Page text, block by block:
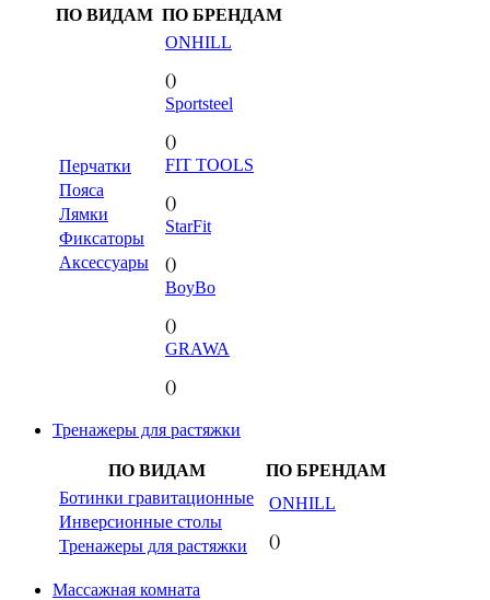
ПО ВИДАМ ПО БРЕНДАМ
Перчатки
Пояса
Лямки
Фиксаторы
Аксессуары
ONHILL
()
Sportsteel
()
FIT TOOLS
()
StarFit
()
BoyBo
()
GRAWA
()
Тренажеры для растяжки
ПО ВИДАМ
ПО БРЕНДАМ
Ботинки гравитационные
Инверсионные столы
Тренажеры для растяжки
ONHILL
()
Массажная комната